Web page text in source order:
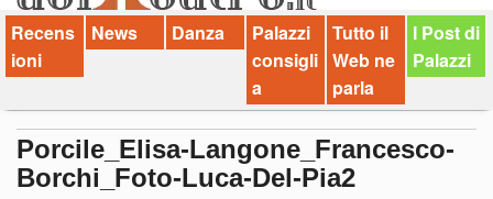
dT in English
Recens
ioni
News Danza
Palazzi
consigli
a
Tutto il
Web ne
parla
I Post di
Palazzi
Porcile_Elisa-Langone_Francesco-
Borchi_Foto-Luca-Del-Pia2